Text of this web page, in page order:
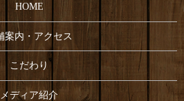
HOME
案内・アクセス
こだわり
メディア紹介